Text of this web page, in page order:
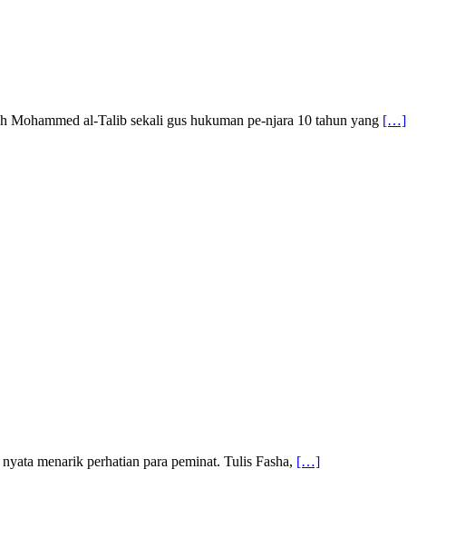
Mohammed al-Talib sekali gus hukuman pe-njara 10 tahun yang […]
menarik perhatian para peminat. Tulis Fasha, […]